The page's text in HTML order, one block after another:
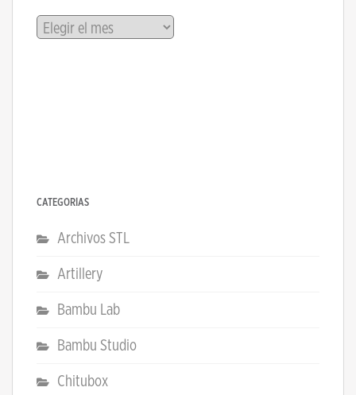
Archivos
CATEGORÍAS
Archivos STL
Artillery
Bambu Lab
Bambu Studio
Chitubox